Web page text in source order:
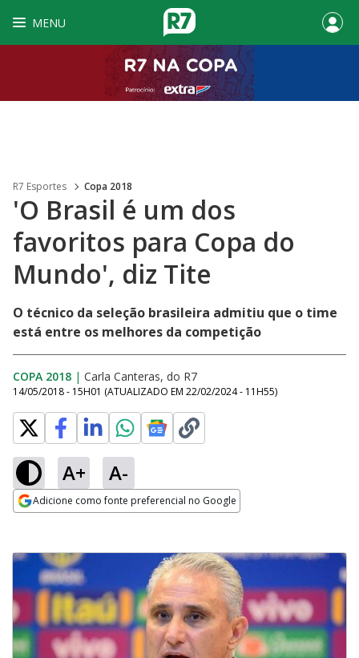
MENU
R7 Esportes Copa 2018
'O Brasil é um dos
favoritos para Copa do
Mundo', diz Tite
O técnico da seleção brasileira admitiu que o time
está entre os melhores da competição
COPA 2018 | Carla Canteras, do R7
14/05/2018 - 15H01 (ATUALIZADO EM 22/02/2024 - 11H55)
A+ A-
Adicione como fonte preferencial no Google